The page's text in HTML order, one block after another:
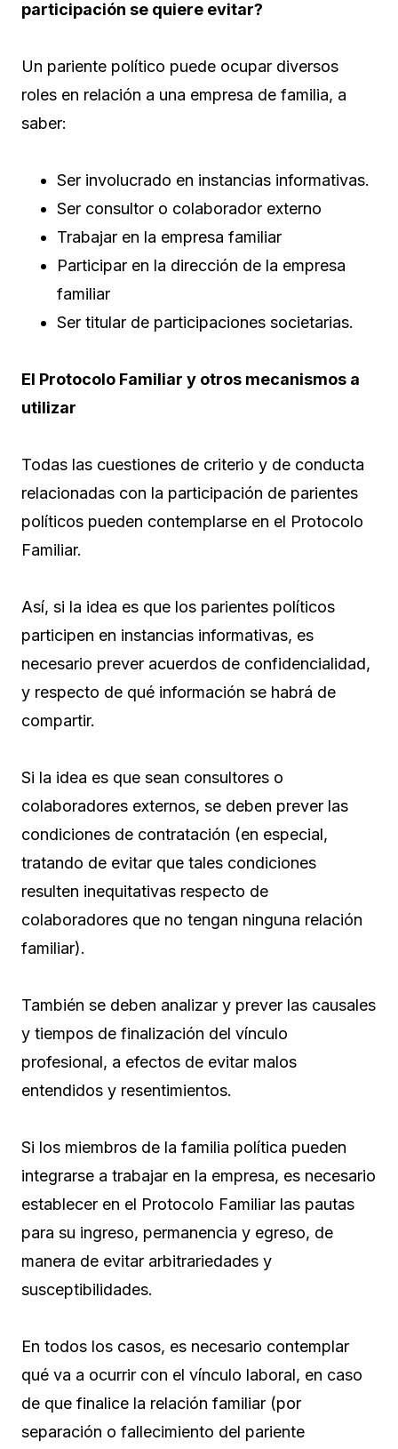
participación se quiere evitar?
Un pariente político puede ocupar diversos
roles en relación a una empresa de familia, a
saber:
Ser involucrado en instancias informativas.
Ser consultor o colaborador externo
Trabajar en la empresa familiar
Participar en la dirección de la empresa
familiar
Ser titular de participaciones societarias.
El Protocolo Familiar y otros mecanismos a
utilizar
Todas las cuestiones de criterio y de conducta
relacionadas con la participación de parientes
políticos pueden contemplarse en el Protocolo
Familiar.
Así, si la idea es que los parientes políticos
participen en instancias informativas, es
necesario prever acuerdos de confidencialidad,
y respecto de qué información se habrá de
compartir.
Si la idea es que sean consultores o
colaboradores externos, se deben prever las
condiciones de contratación (en especial,
tratando de evitar que tales condiciones
resulten inequitativas respecto de
colaboradores que no tengan ninguna relación
familiar).
También se deben analizar y prever las causales
y tiempos de finalización del vínculo
profesional, a efectos de evitar malos
entendidos y resentimientos.
Si los miembros de la familia política pueden
integrarse a trabajar en la empresa, es necesario
establecer en el Protocolo Familiar las pautas
para su ingreso, permanencia y egreso, de
manera de evitar arbitrariedades y
susceptibilidades.
En todos los casos, es necesario contemplar
qué va a ocurrir con el vínculo laboral, en caso
de que finalice la relación familiar (por
separación o fallecimiento del pariente